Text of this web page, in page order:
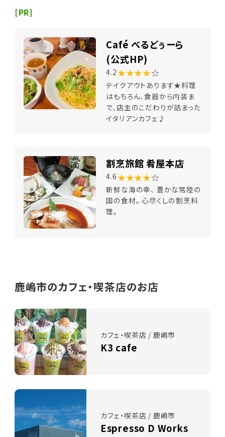
[PR]
Café べるどぅーら
(公式HP)
4.2 ★★★★☆
テイクアウトあります★料理
はもちろん、食器から内装ま
で、店主のこだわりが詰まった
イタリアンカフェ♪
割烹旅館 肴屋本店
4.6 ★★★★☆
新鮮な海の幸、 豊かな常陸の
国の食材。 心尽くしの割烹料
理。
鹿嶋市のカフェ・喫茶店のお店
カフェ・喫茶店 / 鹿嶋市
K3 cafe
カフェ・喫茶店 / 鹿嶋市
Espresso D Works